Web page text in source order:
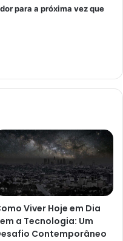
para a próxima vez que
Viver Hoje em Dia
a Tecnologia: Um
Contemporâneo